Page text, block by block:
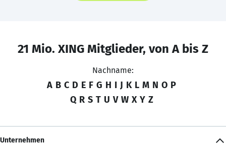
21 Mio. XING Mitglieder, von A bis Z
Nachname:
A B C D E F G H I J K L M N O P
Q R S T U V W X Y Z
Unternehmen